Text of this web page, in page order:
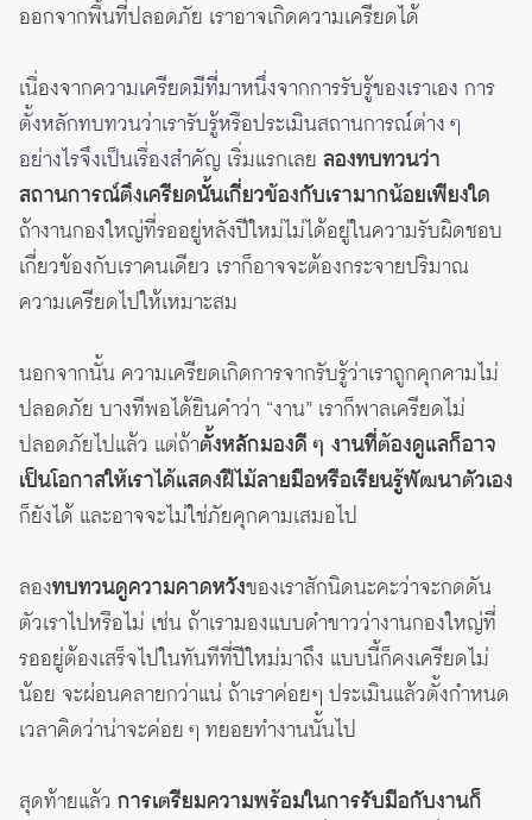
ออกจากพื้นที่ปลอดภัย เราอาจเกิดความเครียดได้
เนื่องจากความเครียดมีที่มาหนึ่งจากการรับรู้ของเราเอง การ
ตั้งหลักทบทวนว่าเรารับรู้หรือประเมินสถานการณ์ต่าง ๆ
อย่างไรจึงเป็นเรื่องสำคัญ เริ่มแรกเลย ลองทบทวนว่า
สถานการณ์ตึงเครียดนั้นเกี่ยวข้องกับเรามากน้อยเพียงใด
ถ้างานกองใหญ่ที่รออยู่หลังปีใหม่ไม่ได้อยู่ในความรับผิดชอบ
เกี่ยวข้องกับเราคนเดียว เราก็อาจจะต้องกระจายปริมาณ
ความเครียดไปให้เหมาะสม
นอกจากนั้น ความเครียดเกิดการจากรับรู้ว่าเราถูกคุกคามไม่
ปลอดภัย บางทีพอได้ยินคำว่า “งาน” เราก็พาลเครียดไม่
ปลอดภัยไปแล้ว แต่ถ้าตั้งหลักมองดี ๆ งานที่ต้องดูแลก็อาจ
เป็นโอกาสให้เราได้แสดงฝีไม้ลายมือหรือเรียนรู้พัฒนาตัวเอง
ก็ยังได้ และอาจจะไม่ใช่ภัยคุกคามเสมอไป
ลองทบทวนดูความคาดหวังของเราสักนิดนะคะว่าจะกดดัน
ตัวเราไปหรือไม่ เช่น ถ้าเรามองแบบดำขาวว่างานกองใหญ่ที่
รออยู่ต้องเสร็จไปในทันทีที่ปีใหม่มาถึง แบบนี้ก็คงเครียดไม่
น้อย จะผ่อนคลายกว่าแน่ ถ้าเราค่อยๆ ประเมินแล้วตั้งกำหนด
เวลาคิดว่าน่าจะค่อย ๆ ทยอยทำงานนั้นไป
สุดท้ายแล้ว การเตรียมความพร้อมในการรับมือกับงานก็